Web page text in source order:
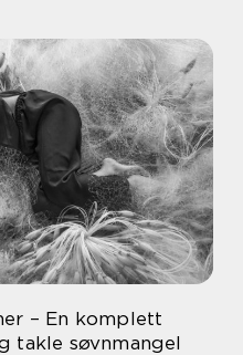
– En komplett
takle søvnmangel